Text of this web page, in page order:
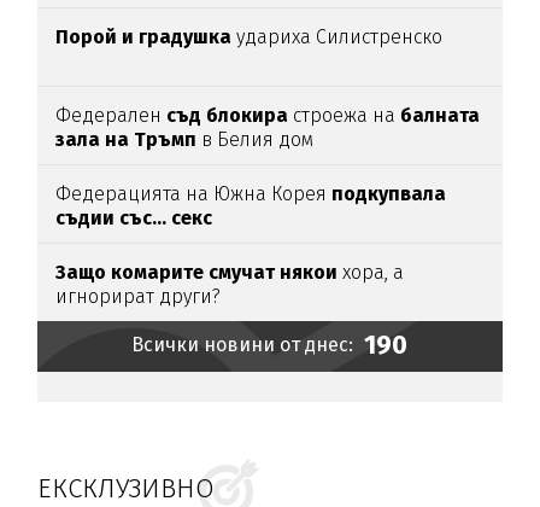
Порой и градушка удариха Силистренско
Федерален съд блокира строежа на балната
зала на Тръмп в Белия дом
Федерацията на Южна Корея подкупвала
съдии със... секс
Защо комарите смучат някои хора, а
игнорират други?
Всички новини от днес: 190
ЕКСКЛУЗИВНО